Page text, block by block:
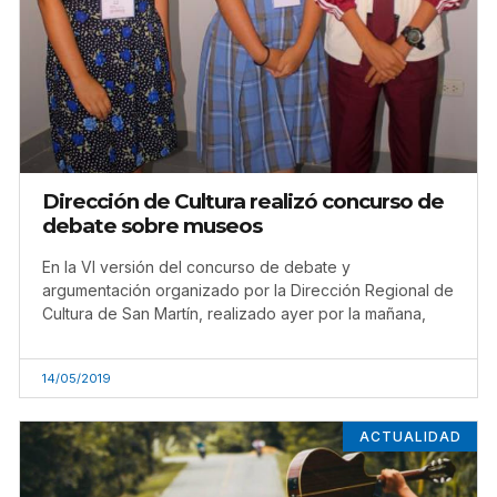
Dirección de Cultura realizó concurso de
debate sobre museos
En la VI versión del concurso de debate y
argumentación organizado por la Dirección Regional de
Cultura de San Martín, realizado ayer por la mañana,
14/05/2019
ACTUALIDAD